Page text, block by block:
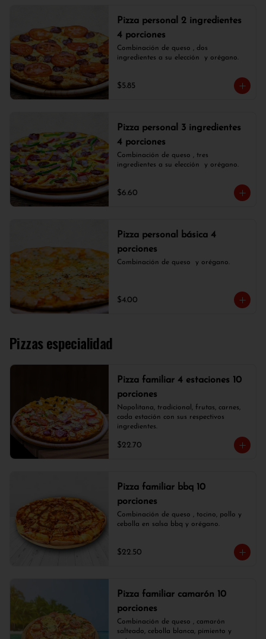
Pizza personal 2 ingredientes
4 porciones
Combinación de queso , dos
ingredientes a su elección  y orégano.
$5.85
Pizza personal 3 ingredientes
4 porciones
Combinación de queso , tres
ingredientes a su elección  y orégano.
$6.60
Pizza personal básica 4
porciones
Combinación de queso  y orégano.
$4.00
Pizzas especialidad
Pizza familiar 4 estaciones 10
porciones
Napolitana, tradicional, frutas, carnes,
cada estación con sus respectivos
ingredientes.
$22.70
Pizza familiar bbq 10
porciones
Combinación de queso , tocino, pollo y
cebolla en salsa bbq y orégano.
$22.50
Pizza familiar camarón 10
porciones
Combinación de queso , camarón
salteado, cebolla blanca, pimiento y